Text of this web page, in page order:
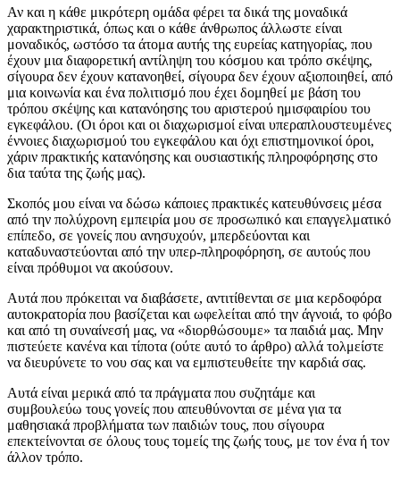
Αν και η κάθε μικρότερη ομάδα φέρει τα δικά της μοναδικά
χαρακτηριστικά, όπως και ο κάθε άνθρωπος άλλωστε είναι
μοναδικός, ωστόσο τα άτομα αυτής της ευρείας κατηγορίας, που
έχουν μια διαφορετική αντίληψη του κόσμου και τρόπο σκέψης,
σίγουρα δεν έχουν κατανοηθεί, σίγουρα δεν έχουν αξιοποιηθεί, από
μια κοινωνία και ένα πολιτισμό που έχει δομηθεί με βάση του
τρόπου σκέψης και κατανόησης του αριστερού ημισφαιρίου του
εγκεφάλου. (Οι όροι και οι διαχωρισμοί είναι υπεραπλουστευμένες
έννοιες διαχωρισμού του εγκεφάλου και όχι επιστημονικοί όροι,
χάριν πρακτικής κατανόησης και ουσιαστικής πληροφόρησης στο
δια ταύτα της ζωής μας).
Σκοπός μου είναι να δώσω κάποιες πρακτικές κατευθύνσεις μέσα
από την πολύχρονη εμπειρία μου σε προσωπικό και επαγγελματικό
επίπεδο, σε γονείς που ανησυχούν, μπερδεύονται και
καταδυναστεύονται από την υπερ-πληροφόρηση, σε αυτούς που
είναι πρόθυμοι να ακούσουν.
Αυτά που πρόκειται να διαβάσετε, αντιτίθενται σε μια κερδοφόρα
αυτοκρατορία που βασίζεται και ωφελείται από την άγνοιά, το φόβο
και από τη συναίνεσή μας, να «διορθώσουμε» τα παιδιά μας. Μην
πιστεύετε κανένα και τίποτα (ούτε αυτό το άρθρο) αλλά τολμείστε
να διευρύνετε το νου σας και να εμπιστευθείτε την καρδιά σας.
Αυτά είναι μερικά από τα πράγματα που συζητάμε και
συμβουλεύω τους γονείς που απευθύνονται σε μένα για τα
μαθησιακά προβλήματα των παιδιών τους, που σίγουρα
επεκτείνονται σε όλους τους τομείς της ζωής τους, με τον ένα ή τον
άλλον τρόπο.